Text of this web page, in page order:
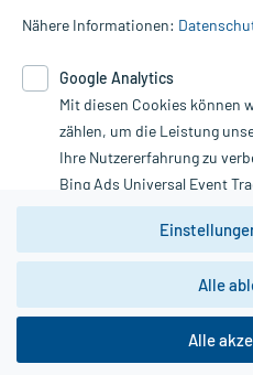
die Untersuchung und
Therapien eingeleitet werden
Google Analytics. Lesen Sie
unserer Datenschutzerklärung.
nutzen Sie das Formular:
Vertrag widerrufen
*Hinweise zu unseren Aktionen
copyright @ 2026 Roland Helle e.K. -
Nähere Informationen:
Google Analytics
Mit diesen Cookies können
zählen, um die Leistung
Ihre Nutzererfahrung zu
Bing Ads Universal Event
Youtube-Social Plugin).
Wir weisen darauf hin,
zwingend den
DSGVO genügen und ein
Daten dort verarbeitet
nachvollzogen werden.
Alle
Alle